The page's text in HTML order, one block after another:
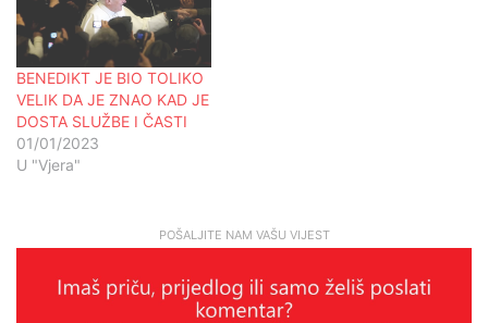
BENEDIKT JE BIO TOLIKO
VELIK DA JE ZNAO KAD JE
DOSTA SLUŽBE I ČASTI
01/01/2023
U "Vjera"
POŠALJITE NAM VAŠU VIJEST